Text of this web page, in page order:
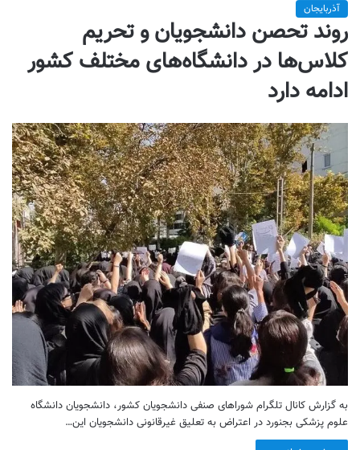
آذربایجان
روند تحصن دانشجویان و تحریم
کلاس‌ها در دانشگاه‌های مختلف کشور
ادامه دارد
به گزارش کانال تلگرام شوراهای صنفی دانشجویان کشور، دانشجویان دانشگاه
علوم پزشکی بجنورد در اعتراض به تعلیق غیرقانونی دانشجویان این…